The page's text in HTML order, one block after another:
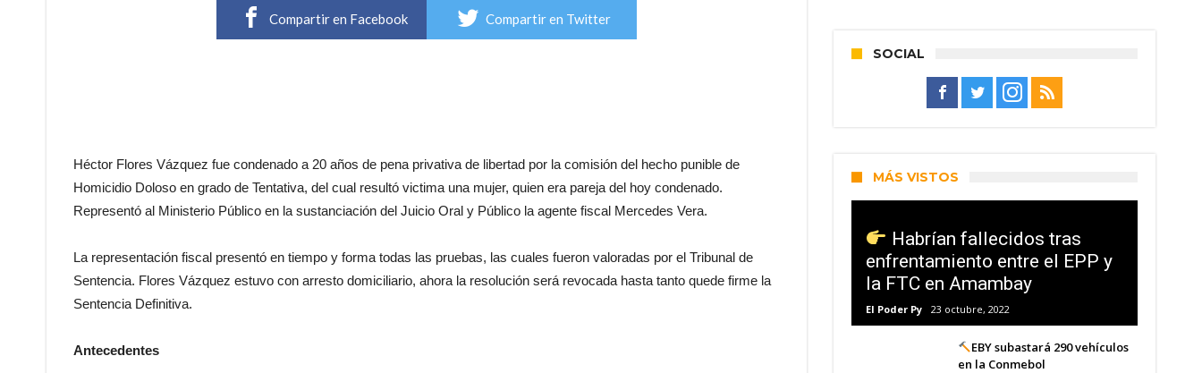
Compartir en Facebook Compartir en Twitter
Héctor Flores Vázquez fue condenado a 20 años de pena privativa de libertad por la comisión del hecho punible de
Homicidio Doloso en grado de Tentativa, del cual resultó victima una mujer, quien era pareja del hoy condenado.
Representó al Ministerio Público en la sustanciación del Juicio Oral y Público la agente fiscal Mercedes Vera.
La representación fiscal presentó en tiempo y forma todas las pruebas, las cuales fueron valoradas por el Tribunal de
Sentencia. Flores Vázquez estuvo con arresto domiciliario, ahora la resolución será revocada hasta tanto quede firme la
Sentencia Definitiva.
Antecedentes
SOCIAL
MÁS VISTOS
Habrían fallecidos tras
enfrentamiento entre el EPP y
la FTC en Amambay
El Poder Py 23 octubre, 2022
EBY subastará 290 vehículos
en la Conmebol